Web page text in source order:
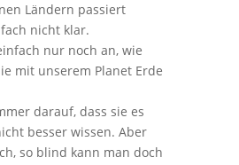
Ländern passiert
nicht klar.
nur noch an, wie
mit unserem Planet Erde
darauf, dass sie es
besser wissen. Aber
so blind kann man doch